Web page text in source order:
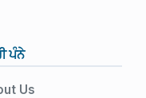
ਪੰਨੇ
Us